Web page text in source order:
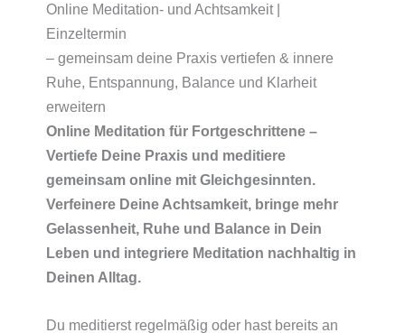
Online Meditation- und Achtsamkeit |
Einzeltermin
– gemeinsam deine Praxis vertiefen & innere
Ruhe, Entspannung, Balance und Klarheit
erweitern
Online Meditation für Fortgeschrittene –
Vertiefe Deine Praxis und meditiere
gemeinsam online mit Gleichgesinnten.
Verfeinere Deine Achtsamkeit, bringe mehr
Gelassenheit, Ruhe und Balance in Dein
Leben und integriere Meditation nachhaltig in
Deinen Alltag.
Du meditierst regelmäßig oder hast bereits an